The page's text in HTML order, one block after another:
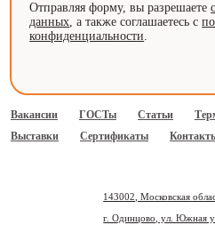
Отправляя форму, вы разрешаете
данных, а также соглашаетесь с
конфиденциальности.
Вакансии ГОСТы Статьи
Выставки
Сертификаты
143002, Московская
г. Одинцово, ул. Южная